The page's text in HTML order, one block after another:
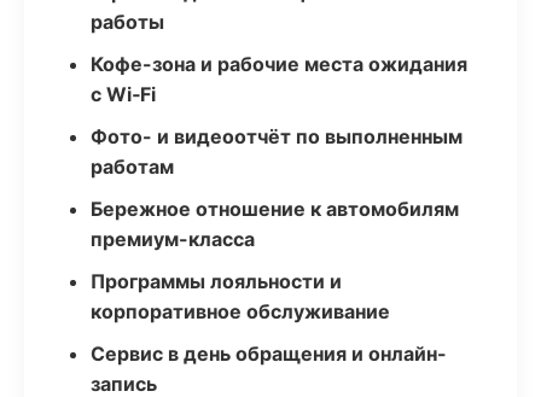
работы
Кофе-зона и рабочие места ожидания
с Wi‑Fi
Фото- и видеоотчёт по выполненным
работам
Бережное отношение к автомобилям
премиум-класса
Программы лояльности и
корпоративное обслуживание
Сервис в день обращения и онлайн-
запись